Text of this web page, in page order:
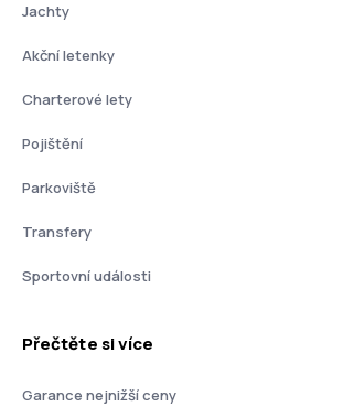
Jachty
Akční letenky
Charterové lety
Pojištění
Parkoviště
Transfery
Sportovní události
Přečtěte si více
Garance nejnižší ceny